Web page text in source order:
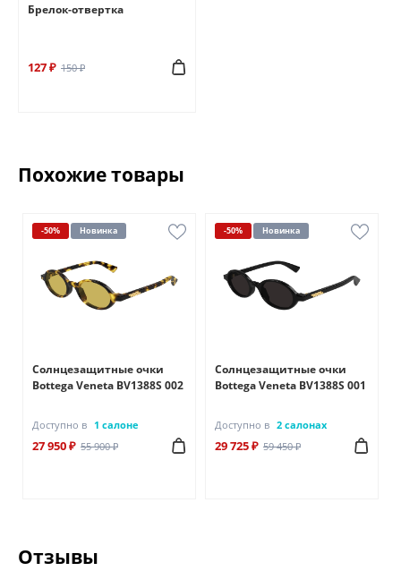
Брелок-отвертка
127 ₽ 150 ₽
Похожие товары
-50% Новинка
Солнцезащитные очки
Bottega Veneta BV1388S 002
Доступно в 1 салоне
27 950 ₽ 55 900 ₽
-50% Новинка
Солнцезащитные очки
Bottega Veneta BV1388S 001
Доступно в 2 салонах
29 725 ₽ 59 450 ₽
Отзывы